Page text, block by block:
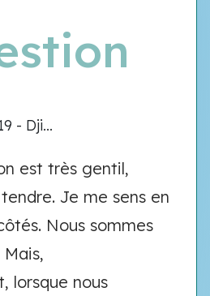
- Dji...
est très gentil,
Je me sens en
Nous sommes
lorsque nous